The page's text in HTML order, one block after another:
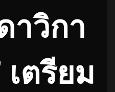
าวิกา
เตรียม